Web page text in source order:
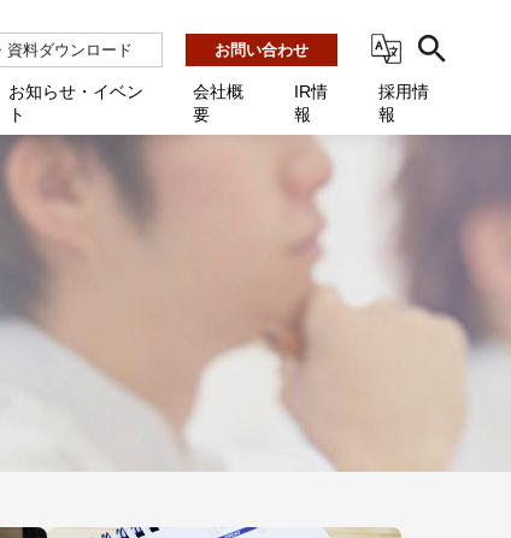
資料ダウンロード お問い合わせ
Net.Assist
け
育委員会向け
ョン連携 AMF-SEC
ックアップ
インシデントレスポンス訓練基盤 NetQuest
質問 / お困りのときに
サービス契約中のお客様へ
お知らせ・イベン
ト
会社概
要
覧
一覧
ィ推進
クホルダー方針
IR情
報
採用情
報